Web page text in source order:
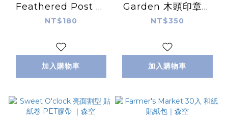
Feathered Post 木
頭印章｜森空
NT$180
加入購物車
Garden 木頭印章｜
森空
NT$350
加入購物車